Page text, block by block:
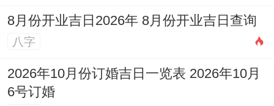
8月份开业吉日2026年 8月份开业吉日查询
八字
2026年10月份订婚吉日一览表 2026年10月
6号订婚